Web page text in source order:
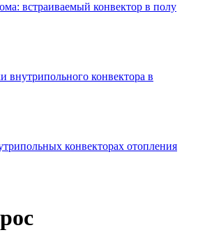
встраиваемый конвектор в полу
внутрипольного конвектора в
конвекторах отопления